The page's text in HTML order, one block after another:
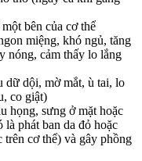
bên của cơ thể
miệng, khó ngủ, tăng
nóng, cảm thấy lo lắng
dữ dội, mờ mắt, ù tai, lo
co giật)
họng, sưng ở mặt hoặc
là phát ban da đỏ hoặc
trên cơ thể) và gây phồng